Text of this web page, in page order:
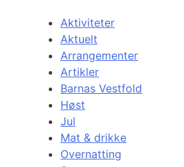
Aktiviteter
Aktuelt
Arrangementer
Artikler
Barnas Vestfold
Høst
Jul
Mat & drikke
Overnatting